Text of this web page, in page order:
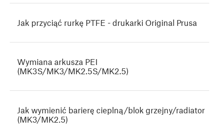
Jak przyciąć rurkę PTFE - drukarki Original Prusa
Wymiana arkusza PEI
(MK3S/MK3/MK2.5S/MK2.5)
Jak wymienić barierę cieplną/blok grzejny/radiator
(MK3/MK2.5)